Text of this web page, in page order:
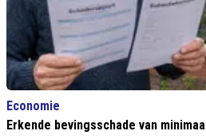
Economie
Erkende bevingsschade van